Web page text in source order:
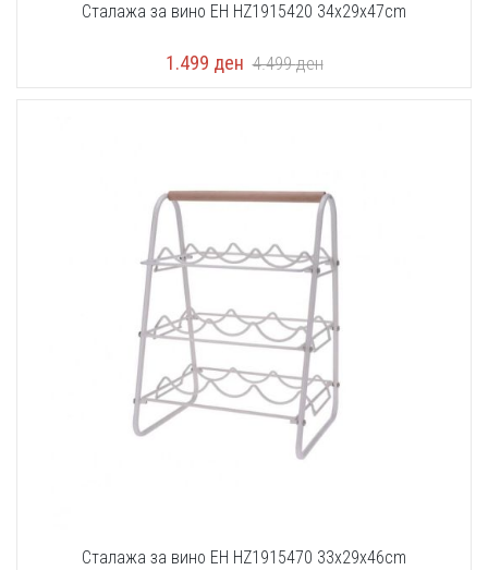
Сталажа за вино EH HZ1915420 34x29x47cm
1.499 ден 4.499ден
Сталажа за вино EH HZ1915470 33x29x46cm